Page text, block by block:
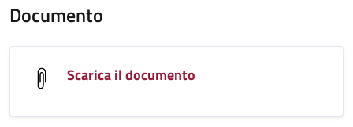
Documento
Scarica il documento